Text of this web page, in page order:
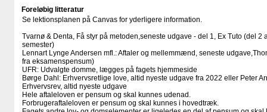
Foreløbig litteratur
Se lektionsplanen på Canvas for yderligere information.
Tvarnø & Denta, Få styr på metoden,seneste udgave - del 1, Ex Tuto (del 2
semester)
Lennart Lynge Andersen mfl.: Aftaler og mellemmænd, seneste
fra eksamenspensum)
UFR: Udvalgte domme, lægges på fagets hjemmeside
Børge Dahl: Erhvervsretlige love, altid nyeste udgave fra 2022 eller Peter
Erhvervsrev, altid nyeste udgave
Hele aftaleloven er pensum og skal kunnes udenad.
Forbrugeraftaleloven er pensum og skal kunnes i hovedtræk.